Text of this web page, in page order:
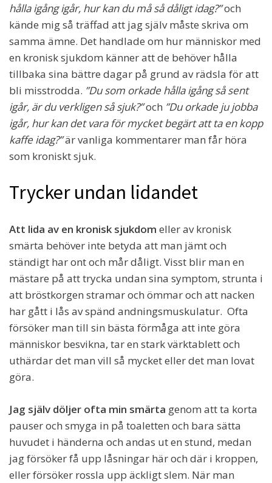
hålla igång igår, hur kan du må så dåligt idag?”och
kände mig så träffad att jag själv måste skriva om
samma ämne. Det handlade om hur människor med
en kronisk sjukdom känner att de behöver hålla
tillbaka sina bättre dagar på grund av rädsla för att
bli misstrodda. ”Du som orkade hålla igång så sent
igår, är du verkligen så sjuk?”och ”Du orkade ju jobba
igår, hur kan det vara för mycket begärt att ta en kopp
kaffe idag?”är vanliga kommentarer man får höra
som kroniskt sjuk.
Trycker undan lidandet
Att lida av en kronisk sjukdom eller av kronisk
smärta behöver inte betyda att man jämt och
ständigt har ont och mår dåligt. Visst blir man en
mästare på att trycka undan sina symptom, strunta i
att bröstkorgen stramar och ömmar och att nacken
har gått i lås av spänd andningsmuskulatur. Ofta
försöker man till sin bästa förmåga att inte göra
människor besvikna, tar en stark värktablett och
uthärdar det man vill så mycket eller det man lovat
göra.
Jag själv döljer ofta min smärta genom att ta korta
pauser och smyga in på toaletten och bara sätta
huvudet i händerna och andas ut en stund, medan
jag försöker få upp låsningar här och där i kroppen,
eller försöker rossla upp äckligt slem. När man